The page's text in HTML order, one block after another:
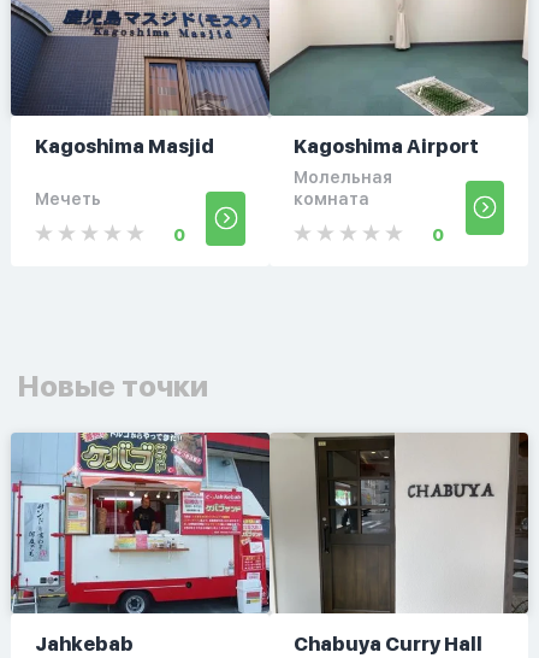
Kagoshima Masjid
Мечеть
0
Kagoshima Airport
Молельная
комната
0
Новые точки
Jahkebab Chabuya Curry Hall